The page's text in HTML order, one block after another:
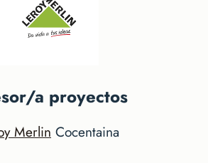
a proyectos
Merlin Cocentaina